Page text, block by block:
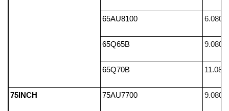
65AU8100
65Q65B
65Q70B
75INCH 75AU7700